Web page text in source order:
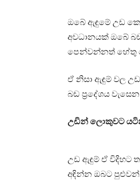
ඔබේ ඇඳුමේ උඩ
අවධානයක් ඔබේ
පෙන්වන්නත් හේතු
ඒ නිසා ඇඳුම් වල
බඩ ප්‍රදේශය
උඩින් ලොකුවට
උඩ ඇඳුම් ඒ විදිහට
අඳින්න ඔබට